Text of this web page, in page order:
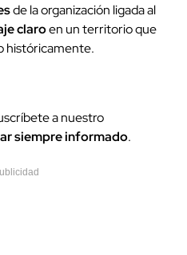
de la organización ligada al
claroen un territorio que
históricamente.
a nuestro
siempre informado.